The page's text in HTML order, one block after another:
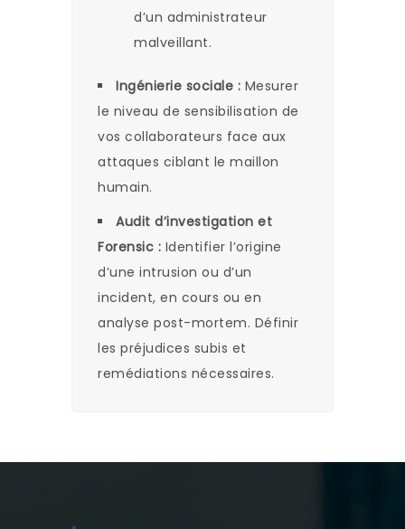
d’un administrateur
malveillant.
Ingénierie sociale : Mesurer
le niveau de sensibilisation de
vos collaborateurs face aux
attaques ciblant le maillon
humain.
Audit d’investigation et
Forensic : Identifier l’origine
d’une intrusion ou d’un
incident, en cours ou en
analyse post-mortem. Définir
les préjudices subis et
remédiations nécessaires.